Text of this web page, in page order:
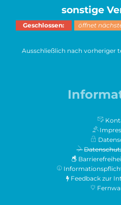
sonstige
Klicken, um weitere Öffnungs-
Geschlossen: öffnet
Ausschließlich nach vorheriger
Feedback zur